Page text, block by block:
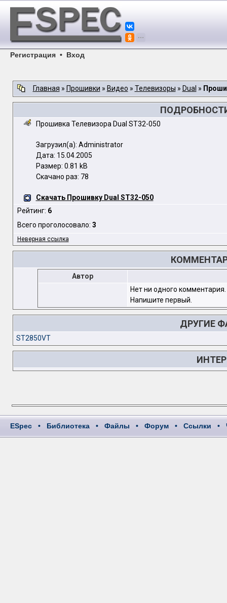
Регистрация • Вход
Главная » Прошивки » Видео » Телевизоры » Dual »
ПОДРОБНОСТИ
Прошивка Телевизора Dual ST32-050
Загрузил(а): Administrator
Дата: 15.04.2005
Размер: 0.81 kB
Скачано раз: 78
Скачать Прошивку Dual ST32-050
Рейтинг: 6
Всего проголосовало: 3
Неверная ссылка
Автор
Нет ни одного комментария.
Напишите первый.
ДРУГИЕ
ST2850VT
ESpec • Библиотека • Файлы • Форум • Ссылки •